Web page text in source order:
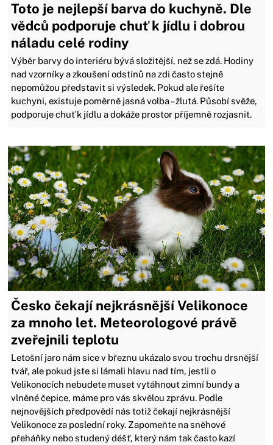
Toto je nejlepší barva do kuchyně. Dle
vědců podporuje chuť k jídlu i dobrou
náladu celé rodiny
Výběr barvy do interiéru bývá složitější, než se zdá. Hodiny
nad vzorníky a zkoušení odstínů na zdi často stejně
nepomůžou představit si výsledek. Pokud ale řešíte
kuchyni, existuje poměrně jasná volba – žlutá. Působí svěže,
podporuje chuť k jídlu a dokáže prostor příjemně rozjasnit.
Česko čekají nejkrásnější Velikonoce
za mnoho let. Meteorologové právě
zveřejnili teplotu
Letošní jaro nám sice v březnu ukázalo svou trochu drsnější
tvář, ale pokud jste si lámali hlavu nad tím, jestli o
Velikonocích nebudete muset vytáhnout zimní bundy a
vlněné čepice, máme pro vás skvělou zprávu. Podle
nejnovějších předpovědí nás totiž čekají nejkrásnější
Velikonoce za poslední roky. Zapomeňte na sněhové
přeháňky nebo studený déšť, který nám tak často kazí